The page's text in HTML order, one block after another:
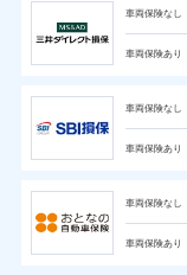
車両保険なし
車両保険あり
車両保険なし
車両保険あり
車両保険なし
車両保険あり